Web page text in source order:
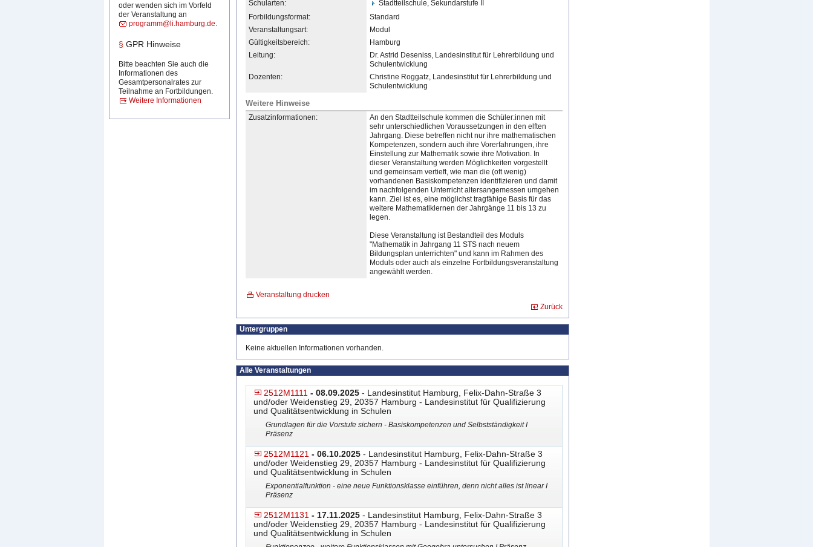
oder wenden sich im Vorfeld
der Veranstaltung an
programm@li.hamburg.de.
§ GPR Hinweise
Bitte beachten Sie auch die
Informationen des
Gesamtpersonalrates zur
Teilnahme an Fortbildungen.
Weitere Informationen
Schularten:
Stadtteilschule, Sekundarstufe II
Forbildungsformat:
Standard
Veranstaltungsart:
Modul
Gültigkeitsbereich:
Hamburg
Leitung:
Dr. Astrid Deseniss, Landesinstitut für Lehrerbildung und
Schulentwicklung
Dozenten:
Christine Roggatz, Landesinstitut für Lehrerbildung und
Schulentwicklung
Weitere Hinweise
Zusatzinformationen:
An den Stadtteilschule kommen die Schüler:innen mit
sehr unterschiedlichen Voraussetzungen in den elften
Jahrgang. Diese betreffen nicht nur ihre mathematischen
Kompetenzen, sondern auch ihre Vorerfahrungen, ihre
Einstellung zur Mathematik sowie ihre Motivation. In
dieser Veranstaltung werden Möglichkeiten vorgestellt
und gemeinsam vertieft, wie man die (oft wenig)
vorhandenen Basiskompetenzen identifizieren und damit
im nachfolgenden Unterricht altersangemessen umgehen
kann. Ziel ist es, eine möglichst tragfähige Basis für das
weitere Mathematiklernen der Jahrgänge 11 bis 13 zu
legen.
Di​​e​se Veranstaltung ist Bestandteil des Moduls
"Mathematik in Jahrgang 11 STS nach neuem
Bildungsplan unterrichten" und kann im Rahmen des
Moduls oder auch als einzelne Fortbildungsveranstaltung
angewählt werden.
Veranstaltung drucken
Zurück
Untergruppen
Keine aktuellen Informationen vorhanden.
Alle Veranstaltungen
2512M1111 - 08.09.2025- Landesinstitut Hamburg, Felix-Dahn-Straße 3
und/oder Weidenstieg 29, 20357 Hamburg - Landesinstitut für Qualifizierung
und Qualitätsentwicklung in Schulen
Grundlagen für die Vorstufe sichern - Basiskompetenzen und Selbstständigkeit I
Präsenz
2512M1121 - 06.10.2025- Landesinstitut Hamburg, Felix-Dahn-Straße 3
und/oder Weidenstieg 29, 20357 Hamburg - Landesinstitut für Qualifizierung
und Qualitätsentwicklung in Schulen
Exponentialfunktion - eine neue Funktionsklasse einführen, denn nicht alles ist linear I
Präsenz
2512M1131 - 17.11.2025- Landesinstitut Hamburg, Felix-Dahn-Straße 3
und/oder Weidenstieg 29, 20357 Hamburg - Landesinstitut für Qualifizierung
und Qualitätsentwicklung in Schulen